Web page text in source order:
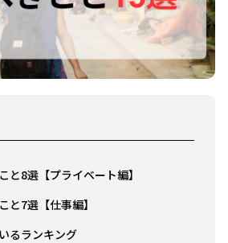
と8選【プライベート編】
と7選【仕事編】
るランキング